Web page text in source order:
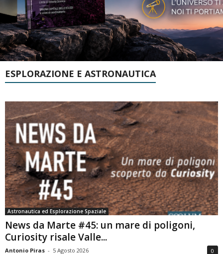
ESPLORAZIONE E ASTRONAUTICA
Astronautica ed Esplorazione Spaziale
News da Marte #45: un mare di poligoni,
Curiosity risale Valle...
Antonio Piras - 5 Agosto 2026 0